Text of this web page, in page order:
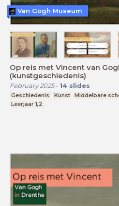
Op reis met Vincent van
(kunstgeschiedenis)
February 2025- 14 slides
Geschiedenis Kunst Middelbare
Leerjaar 1,2
Van Gogh Museum